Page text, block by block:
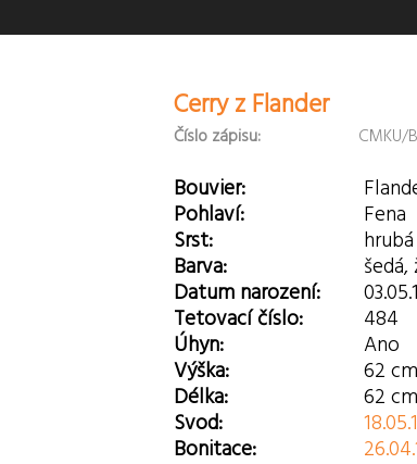
Cerry z Flander
Číslo zápisu: CMKU/
Bouvier:
Pohlaví:
Fena
Srst:
hrubá
Barva:
šedá,
Datum narození:
Tetovací číslo:
484
Úhyn:
Ano
Výška:
62 cm
Délka:
62 cm
Svod:
Bonitace: